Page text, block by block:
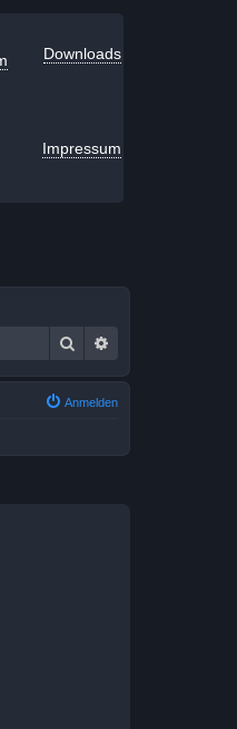
Downloads
Impressum
Suche
Anmelden